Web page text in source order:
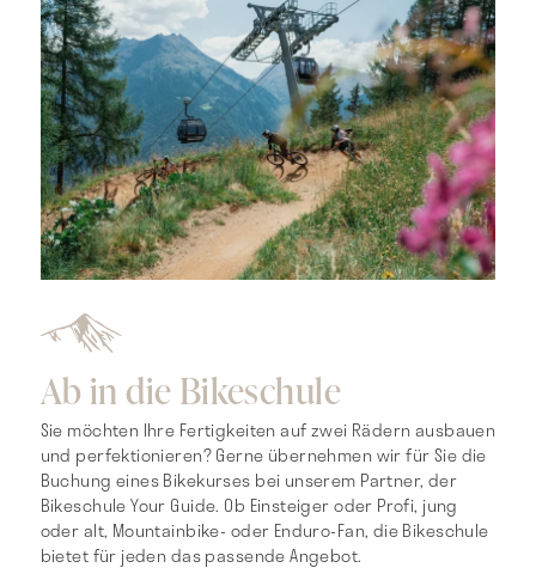
Ab in die Bikeschule
Sie möchten Ihre Fertigkeiten auf zwei Rädern ausbauen
und perfektionieren? Gerne übernehmen wir für Sie die
Buchung eines Bikekurses bei unserem Partner, der
Bikeschule Your Guide. Ob Einsteiger oder Profi, jung
oder alt, Mountainbike- oder Enduro-Fan, die Bikeschule
bietet für jeden das passende Angebot.